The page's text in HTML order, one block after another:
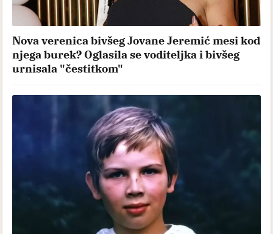
Nova verenica bivšeg Jovane Jeremić mesi kod
njega burek? Oglasila se voditeljka i bivšeg
urnisala "čestitkom"